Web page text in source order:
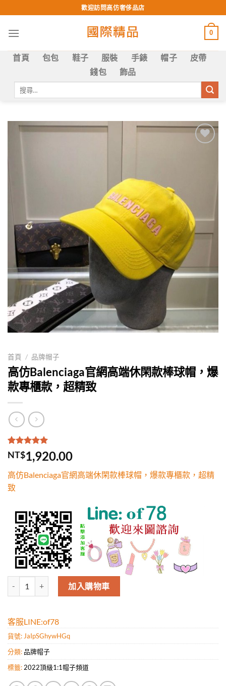
to
content
歡迎訪問高仿奢侈品店
0
首頁 包包 鞋子 服裝 手錶 帽子
皮帶
錢包
飾品
字:
首頁 / 品牌帽子
高仿Balenciaga官網高端休閑款棒球帽，爆
款專櫃款，超精致
評分5.00/
5，已有
1
位
分
NT$1,920.00
高仿Balenciaga官網高端休閑款棒球帽，爆款專櫃款，超精
致
高仿Balenciaga官網高端休閑款棒球帽，爆款專櫃款，超精致 數量
加入購物車
客服LINE:of78
貨號: JaIpSGhywHGq
分類: 品牌帽子
標籤: 2022頂級1:1帽子頻道